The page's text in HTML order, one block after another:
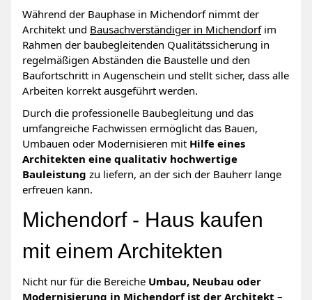
Während der Bauphase in Michendorf nimmt der
Architekt und Bausachverständiger in Michendorfim
Rahmen der baubegleitenden Qualitätssicherung in
regelmäßigen Abständen die Baustelle und den
Baufortschritt in Augenschein und stellt sicher, dass alle
Arbeiten korrekt ausgeführt werden.
Durch die professionelle Baubegleitung und das
umfangreiche Fachwissen ermöglicht das Bauen,
Umbauen oder Modernisieren mit Hilfe eines
Architekten eine qualitativ hochwertige
Bauleistung zu liefern, an der sich der Bauherr lange
erfreuen kann.
Michendorf - Haus kaufen
mit einem Architekten
Nicht nur für die Bereiche Umbau, Neubau oder
Modernisierung in Michendorf ist der Architekt –